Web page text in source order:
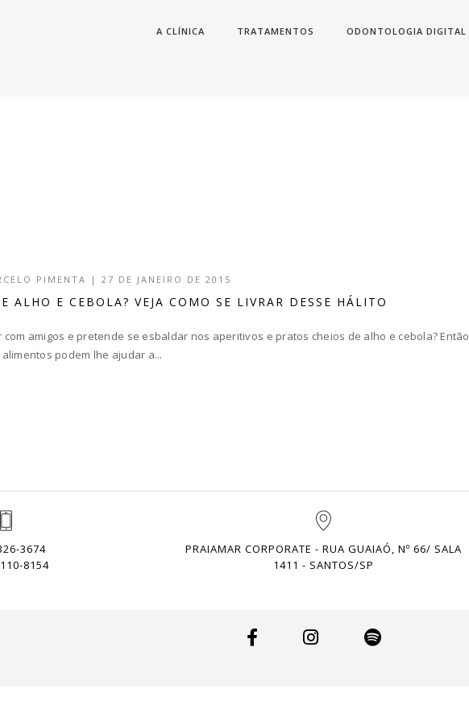
A CLÍNICA TRATAMENTOS ODONTOLOGIA DIGITAL
PIMENTA | 27 DE JANEIRO DE 2015
ALHO E CEBOLA? VEJA COMO SE LIVRAR DESSE HÁLITO
amigos e pretende se esbaldar nos aperitivos e pratos cheios de alho e cebola? Então
podem lhe ajudar a...
3674
8154
PRAIAMAR CORPORATE - RUA GUAIAÓ, Nº 66/ SALA
1411 - SANTOS/SP